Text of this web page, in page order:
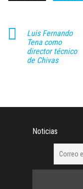
Luis Fernando
Tena como
director técnico
de Chivas
Noticias